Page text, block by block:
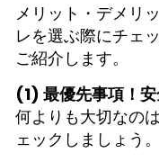
メリット・デメリ
レを選ぶ際にチェ
ご紹介します。
(1) 最優先事項！
何よりも大切なの
ェックしましょう。